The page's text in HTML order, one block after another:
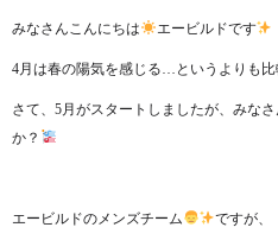
みなさんこんにちは エービルドです
4月は春の陽気を感じる…というよりも
さて、5月がスタートしましたが、みな
か？
エービルドのメンズチーム ですが、